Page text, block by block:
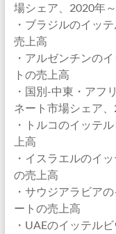
場シェア、2020年
・ブラジルのイッ
売上高
・アルゼンチンの
トの売上高
・国別-中東・アフ
ネート市場シェア
・トルコのイッテ
上高
・イスラエルのイ
の売上高
・サウジアラビア
ートの売上高
・UAEのイッテル